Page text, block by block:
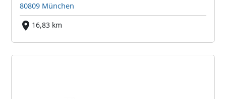
80809 München
16,83 km